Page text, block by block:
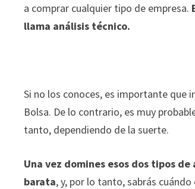
a comprar cualquier tipo de empresa.
llama análisis técnico.
Si no los conoces, es importante que
Bolsa. De lo contrario, es muy
tanto, dependiendo de la suerte.
Una vez domines esos dos tipos de
barata, y, por lo tanto, sabrás